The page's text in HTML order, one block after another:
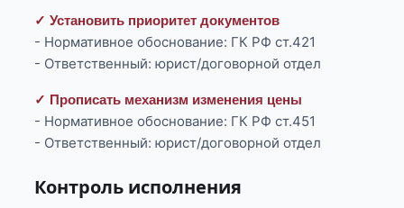
✓ Установить приоритет документов
- Нормативное обоснование: ГК РФ ст.421
- Ответственный: юрист/договорной отдел
✓ Прописать механизм изменения цены
- Нормативное обоснование: ГК РФ ст.451
- Ответственный: юрист/договорной отдел
Контроль исполнения